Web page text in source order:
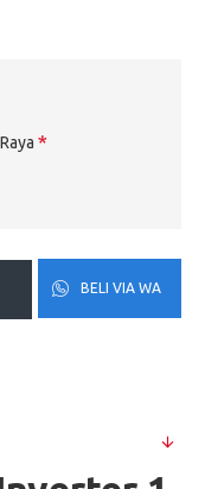
BELI VIA WA